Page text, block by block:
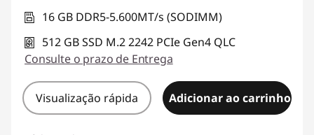
16 GB DDR5-5.600MT/s (SODIMM)
512 GB SSD M.2 2242 PCIe Gen4 QLC
Consulte o prazo de Entrega
Visualização rápida Adicionar ao carrinho